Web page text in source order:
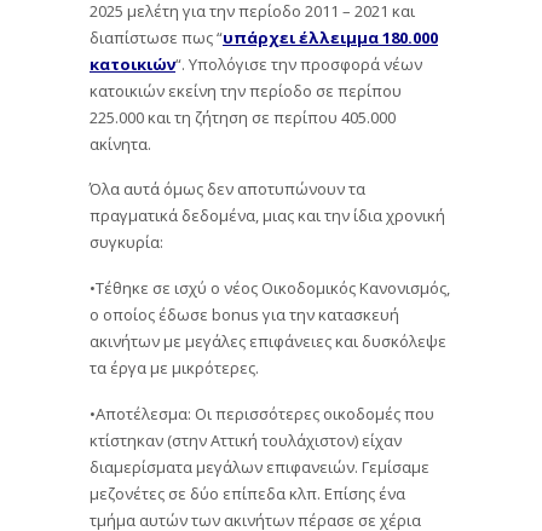
2025 μελέτη για την περίοδο 2011 – 2021 και
διαπίστωσε πως “υπάρχει έλλειμμα 180.000
κατοικιών“. Υπολόγισε την προσφορά νέων
κατοικιών εκείνη την περίοδο σε περίπου
225.000 και τη ζήτηση σε περίπου 405.000
ακίνητα.
Όλα αυτά όμως δεν αποτυπώνουν τα
πραγματικά δεδομένα, μιας και την ίδια χρονική
συγκυρία:
•Τέθηκε σε ισχύ ο νέος Οικοδομικός Κανονισμός,
ο οποίος έδωσε bonus για την κατασκευή
ακινήτων με μεγάλες επιφάνειες και δυσκόλεψε
τα έργα με μικρότερες.
•Αποτέλεσμα: Οι περισσότερες οικοδομές που
κτίστηκαν (στην Αττική τουλάχιστον) είχαν
διαμερίσματα μεγάλων επιφανειών. Γεμίσαμε
μεζονέτες σε δύο επίπεδα κλπ. Επίσης ένα
τμήμα αυτών των ακινήτων πέρασε σε χέρια